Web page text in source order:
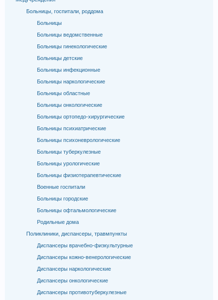
Больницы, госпитали, роддома
Больницы
Больницы ведомственные
Больницы гинекологические
Больницы детские
Больницы инфекционные
Больницы наркологические
Больницы областные
Больницы онкологические
Больницы ортопедо-хирургические
Больницы психиатрические
Больницы психоневрологические
Больницы туберкулезные
Больницы урологические
Больницы физиотерапевтические
Военные госпитали
Больницы городские
Больницы офтальмологические
Родильные дома
Поликлиники, диспансеры, травмпункты
Диспансеры врачебно-физкультурные
Диспансеры кожно-венерологические
Диспансеры наркологические
Диспансеры онкологические
Диспансеры противотуберкулезные